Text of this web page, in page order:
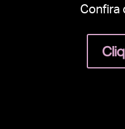
Confira